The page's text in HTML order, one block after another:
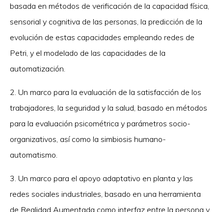
basada en métodos de verificación de la capacidad física,
sensorial y cognitiva de las personas, la predicción de la
evolución de estas capacidades empleando redes de
Petri, y el modelado de las capacidades de la
automatización.
2. Un marco para la evaluación de la satisfacción de los
trabajadores, la seguridad y la salud, basado en métodos
para la evaluación psicométrica y parámetros socio-
organizativos, así como la simbiosis humano-
automatismo.
3. Un marco para el apoyo adaptativo en planta y las
redes sociales industriales, basado en una herramienta
de Realidad Aumentada como interfaz entre la persona y